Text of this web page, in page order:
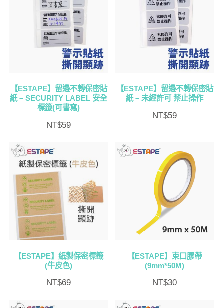
【ESTAPE】留邊不轉保密貼
紙 – SECURITY LABEL 安全
標籤(可書寫)
NT$59
【ESTAPE】留邊不轉保密貼
紙 – 未經許可 禁止操作
NT$59
【ESTAPE】紙製保密標籤
(牛皮色)
NT$69
【ESTAPE】束口膠帶
(9mm*50M)
NT$30